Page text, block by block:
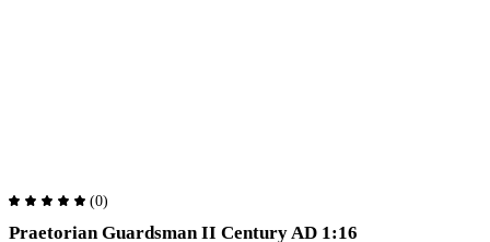
(0)
Praetorian Guardsman II Century AD 1:16